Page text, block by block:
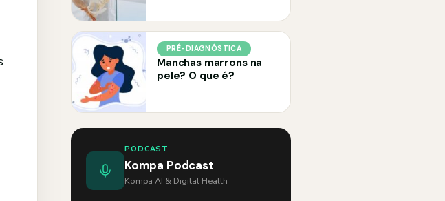
PRÉ-DIAGNÓSTICA
Manchas marrons na
pele? O que é?
PODCAST
Kompa Podcast
Kompa AI & Digital Health